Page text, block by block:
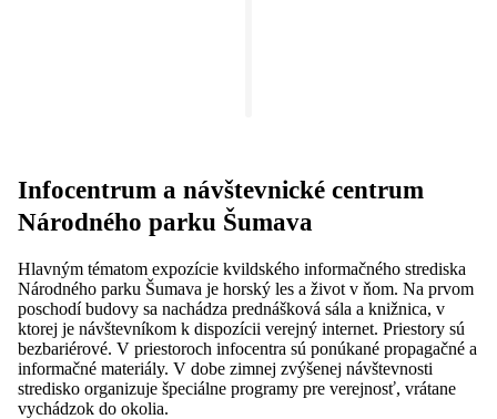
Infocentrum a návštevnické centrum
Národného parku Šumava
Hlavným tématom expozície kvildského informačného strediska
Národného parku Šumava je horský les a život v ňom. Na prvom
poschodí budovy sa nachádza prednášková sála a knižnica, v
ktorej je návštevníkom k dispozícii verejný internet. Priestory sú
bezbariérové. V priestoroch infocentra sú ponúkané propagačné a
informačné materiály. V dobe zimnej zvýšenej návštevnosti
stredisko organizuje špeciálne programy pre verejnosť, vrátane
vychádzok do okolia.